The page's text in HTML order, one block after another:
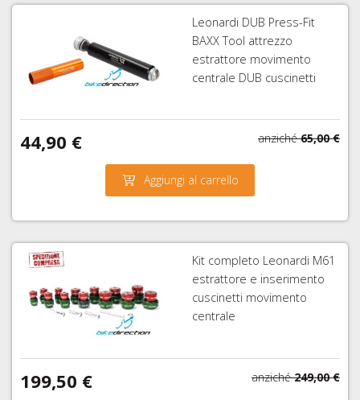
Leonardi DUB Press-Fit
BAXX Tool attrezzo
estrattore movimento
centrale DUB cuscinetti
44,90 € anziché 65,00 €
Aggiungi al carrello
Kit completo Leonardi M61
estrattore e inserimento
cuscinetti movimento
centrale
199,50 € anziché 249,00 €